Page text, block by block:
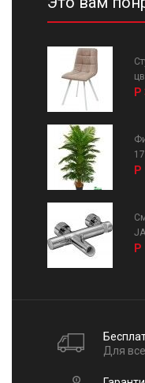
Р
Р
Р
Для